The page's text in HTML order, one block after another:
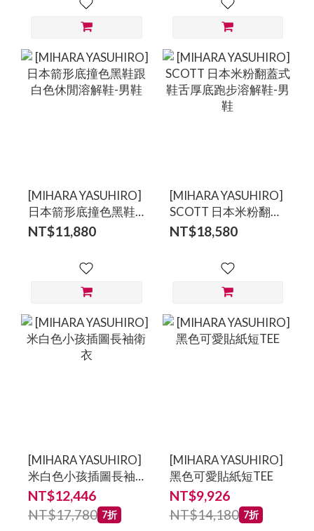
[MIHARA YASUHIRO]
日本箭形底撞色黑鞋
跟白色休閒溶解鞋-男
NT$11,880
[MIHARA YASUHIRO]
SCOTT 日本米粉翻蓋
式鞋舌厚底跑步溶解
NT$18,580
[MIHARA YASUHIRO]
米白色小孩插圖長袖
衛衣
NT$12,446
NT$17,780 7折
[MIHARA YASUHIRO]
黑色可愛貼紙短TEE
NT$9,926
NT$14,180 7折